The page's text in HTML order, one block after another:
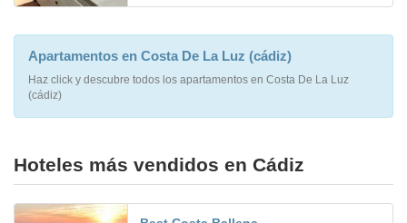
Apartamentos en Costa De La Luz (cádiz)
Haz click y descubre todos los apartamentos en Costa De La Luz
(cádiz)
Hoteles más vendidos en Cádiz